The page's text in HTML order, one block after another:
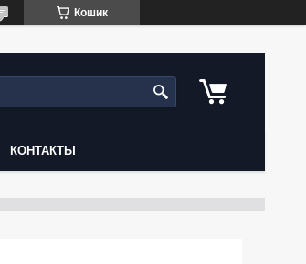
Кошик
КОНТАКТЫ